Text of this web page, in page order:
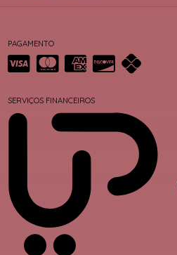
PAGAMENTO
SERVIÇOS FINANCEIROS